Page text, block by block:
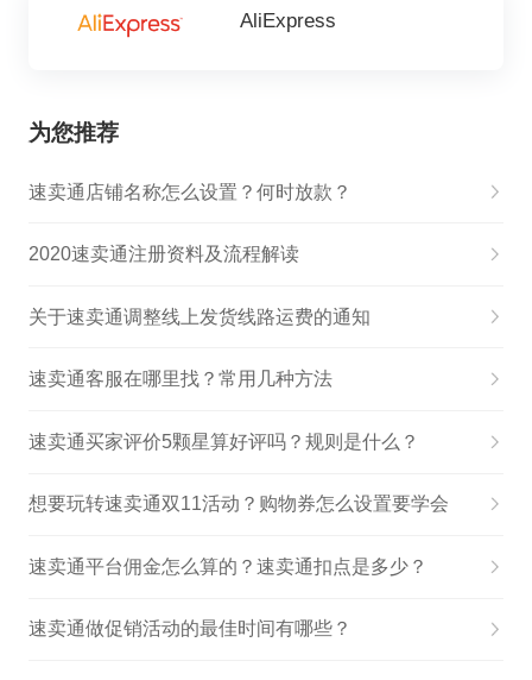
AliExpress
为您推荐
速卖通店铺名称怎么设置？何时放款？
2020速卖通注册资料及流程解读
关于速卖通调整线上发货线路运费的通知
速卖通客服在哪里找？常用几种方法
速卖通买家评价5颗星算好评吗？规则是什么？
想要玩转速卖通双11活动？购物券怎么设置要学会
速卖通平台佣金怎么算的？速卖通扣点是多少？
速卖通做促销活动的最佳时间有哪些？